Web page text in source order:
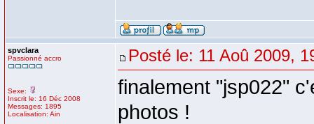
spvclara
Passionné accro
Sexe:
Inscrit le: 16 Déc 2008
Messages: 1895
Localisation: Ain
Posté le: 11 Aoû 2009,
finalement "jsp022"
photos !